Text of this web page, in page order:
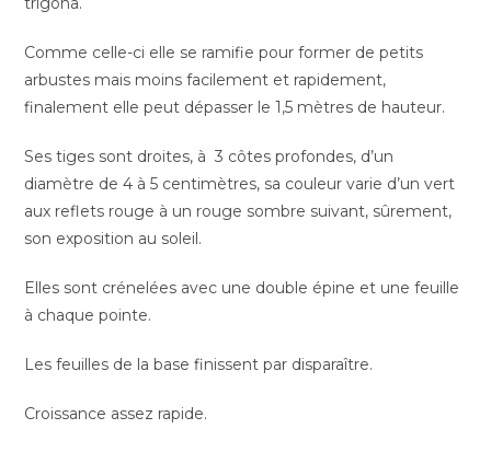
Comme celle-ci elle se ramifie pour former de petits
arbustes mais moins facilement et rapidement,
finalement elle peut dépasser le 1,5 mètres de hauteur.
Ses tiges sont droites, à 3 côtes profondes, d’un
diamètre de 4 à 5 centimètres, sa couleur varie d’un vert
aux reflets rouge à un rouge sombre suivant, sûrement,
son exposition au soleil.
Elles sont crénelées avec une double épine et une feuille
à chaque pointe.
Les feuilles de la base finissent par disparaître.
Croissance assez rapide.